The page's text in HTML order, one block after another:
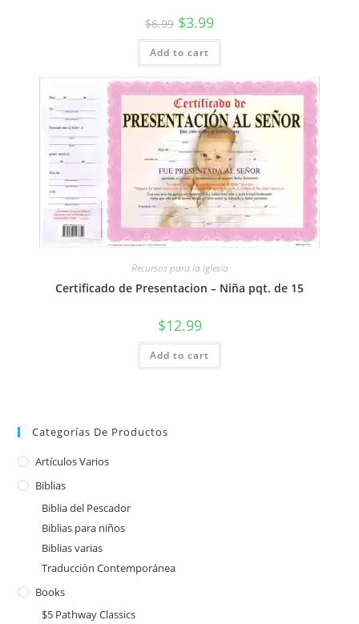
$6.99 $3.99
Add to cart
Recursos para la iglesia
Certificado de Presentacion – Niña pqt. de 15
$12.99
Add to cart
Categorías De Productos
Artículos Varios
Biblias
Biblia del Pescador
Biblias para niños
Biblias varias
Traducción Contemporánea
Books
$5 Pathway Classics